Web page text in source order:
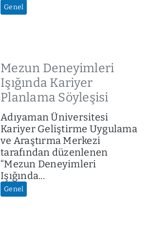
Genel
Mezun Deneyimleri
Işığında Kariyer
Planlama Söyleşisi
Adıyaman Üniversitesi
Kariyer Geliştirme Uygulama
ve Araştırma Merkezi
tarafından düzenlenen
“Mezun Deneyimleri
Işığında...
Genel